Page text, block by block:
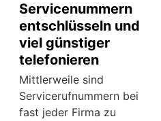
Servicenummern
entschlüsseln und
viel günstiger
telefonieren
Mittlerweile sind
Servicerufnummern bei
fast jeder Firma zu